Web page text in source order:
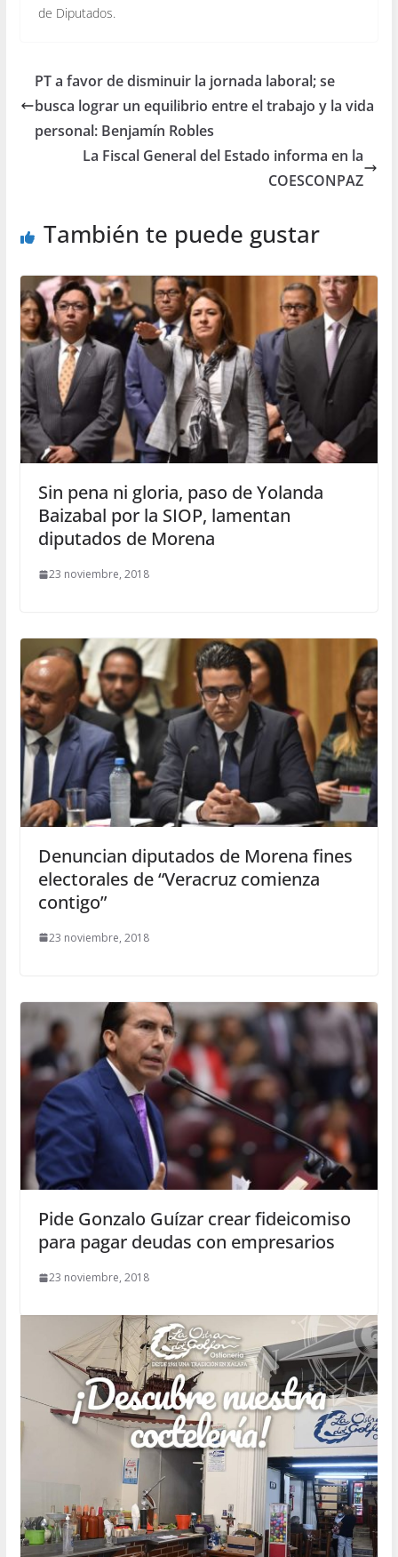
de Diputados.
PT a favor de disminuir la jornada laboral; se
busca lograr un equilibrio entre el trabajo y la vida
personal: Benjamín Robles
La Fiscal General del Estado informa en la
COESCONPAZ
También te puede gustar
Sin pena ni gloria, paso de Yolanda
Baizabal por la SIOP, lamentan
diputados de Morena
23 noviembre, 2018
Denuncian diputados de Morena fines
electorales de “Veracruz comienza
contigo”
23 noviembre, 2018
Pide Gonzalo Guízar crear fideicomiso
para pagar deudas con empresarios
23 noviembre, 2018